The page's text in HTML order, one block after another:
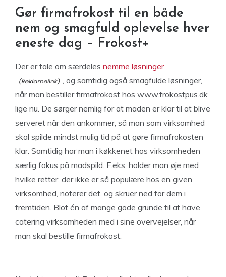
Gør firmafrokost til en både
nem og smagfuld oplevelse hver
eneste dag – Frokost+
Der er tale om særdeles nemme løsninger
, og samtidig også smagfulde løsninger,
når man bestiller firmafrokost hos www.frokostpus.dk
lige nu. De sørger nemlig for at maden er klar til at blive
serveret når den ankommer, så man som virksomhed
skal spilde mindst mulig tid på at gøre firmafrokosten
klar. Samtidig har man i køkkenet hos virksomheden
særlig fokus på madspild. F.eks. holder man øje med
hvilke retter, der ikke er så populære hos en given
virksomhed, noterer det, og skruer ned for dem i
fremtiden. Blot én af mange gode grunde til at have
catering virksomheden med i sine overvejelser, når
man skal bestille firmafrokost.